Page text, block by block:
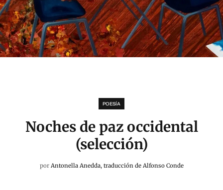
POESÍA
Noches de paz occidental
(selección)
por Antonella Anedda, traducción de Alfonso Conde